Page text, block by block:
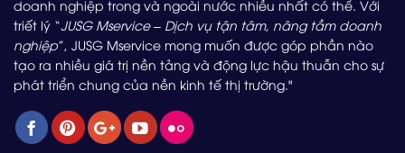
doanh nghiệp trong và ngoài nước nhiều nhất có thể. Với
triết lý “JUSG Mservice – Dịch vụ tận tâm, nâng tầm doanh
nghiệp”, JUSG Mservice mong muốn được góp phần nào
tạo ra nhiều giá trị nền tảng và động lực hậu thuẫn cho sự
phát triển chung của nền kinh tế thị trường."